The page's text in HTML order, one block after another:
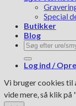
Special
Butikker
Blog
Søg
efter:
Log ind /
Vi bruger cookies til
vide mere, så klik på